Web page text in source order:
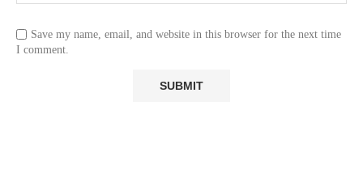
Save my name, email, and website in this browser for the next time
I comment.